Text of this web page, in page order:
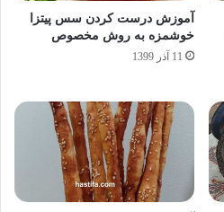
آموزش درست کردن سس پیتزا
خوشمزه به روش مخصوص
11 آذر 1399